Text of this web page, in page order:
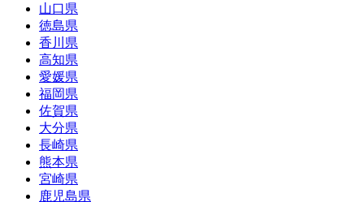
山口県
徳島県
香川県
高知県
愛媛県
福岡県
佐賀県
大分県
長崎県
熊本県
宮崎県
鹿児島県